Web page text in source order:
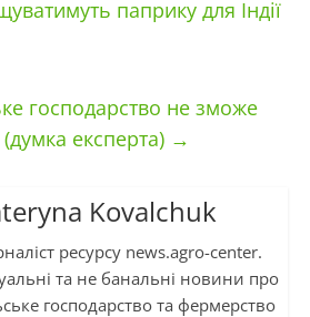
паприку для Індії
господарство не зможе
експерта) →
Kovalchuk
ресурсу news.agro-center.
та не банальні новини про
господарство та фермерство